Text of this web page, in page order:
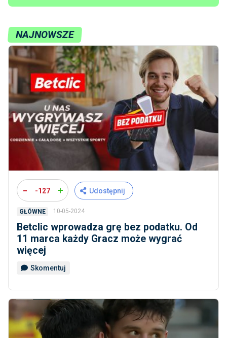
NAJNOWSZE
- -127 + Udostępnij
GŁÓWNE 10-05-2024
Betclic wprowadza grę bez podatku. Od
11 marca każdy Gracz może wygrać
więcej
Skomentuj